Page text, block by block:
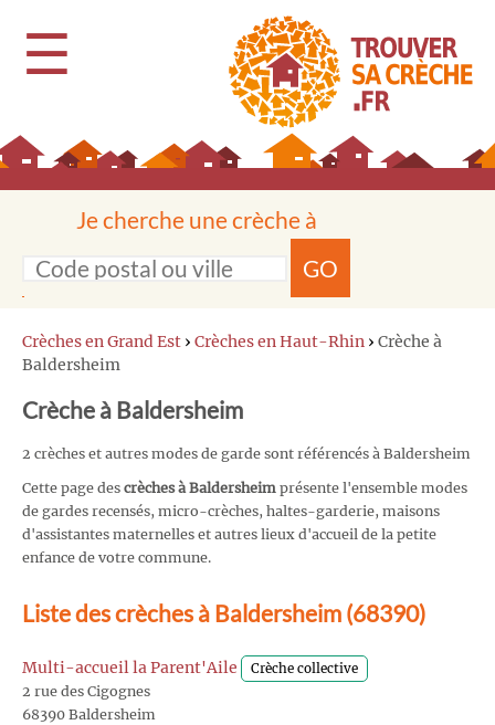
☰
Je cherche une crèche à
GO
Crèches en Grand Est › Crèches en Haut-Rhin › Crèche à
Baldersheim
Crèche à Baldersheim
2 crèches et autres modes de garde sont référencés à Baldersheim
Cette page des crèches à Baldersheim présente l'ensemble modes
de gardes recensés, micro-crèches, haltes-garderie, maisons
d'assistantes maternelles et autres lieux d'accueil de la petite
enfance de votre commune.
Liste des crèches à Baldersheim (68390)
Multi-accueil la Parent'Aile Crèche collective
2 rue des Cigognes
68390 Baldersheim